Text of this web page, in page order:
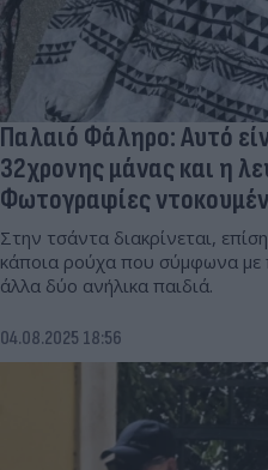
Παλαιό Φάληρο: Αυτό
32χρονης μάνας και η
Φωτογραφίες
Στην τσάντα διακρίνεται,
κάποια ρούχα που σύμφωνα με
άλλα δύο ανήλικα παιδιά.
04.08.2025 18:56